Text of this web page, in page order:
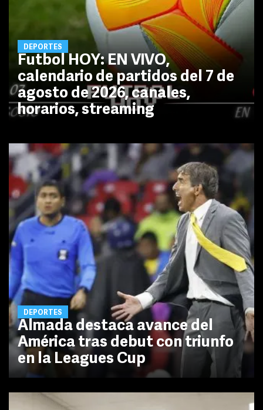
DEPORTES
Futbol HOY: EN VIVO,
calendario de partidos del 7 de
agosto de 2026, canales,
horarios, streaming
DEPORTES
Almada destaca avance del
América tras debut con triunfo
en la Leagues Cup